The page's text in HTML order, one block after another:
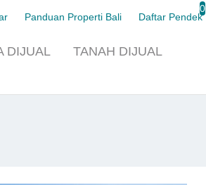
Panduan Properti Bali Daftar Pendek
0
DIJUAL TANAH DIJUAL